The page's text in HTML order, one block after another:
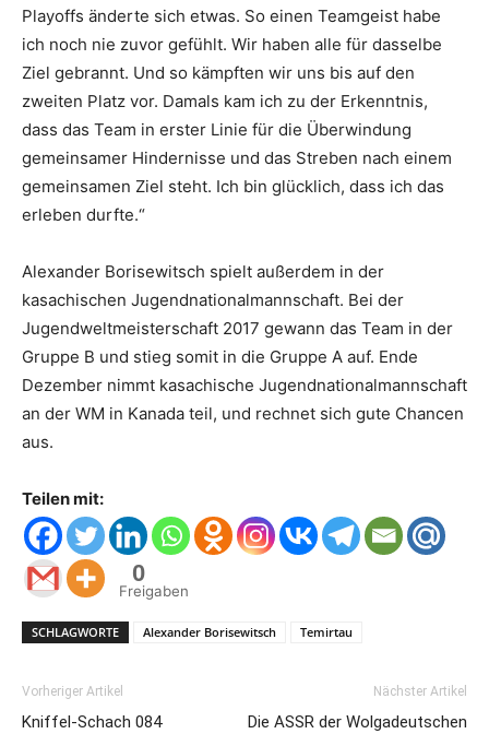
Playoffs änderte sich etwas. So einen Teamgeist habe
ich noch nie zuvor gefühlt. Wir haben alle für dasselbe
Ziel gebrannt. Und so kämpften wir uns bis auf den
zweiten Platz vor. Damals kam ich zu der Erkenntnis,
dass das Team in erster Linie für die Überwindung
gemeinsamer Hindernisse und das Streben nach einem
gemeinsamen Ziel steht. Ich bin glücklich, dass ich das
erleben durfte.“
Alexander Borisewitsch spielt außerdem in der
kasachischen Jugendnationalmannschaft. Bei der
Jugendweltmeisterschaft 2017 gewann das Team in der
Gruppe B und stieg somit in die Gruppe A auf. Ende
Dezember nimmt kasachische Jugendnationalmannschaft
an der WM in Kanada teil, und rechnet sich gute Chancen
aus.
Teilen mit:
0
Freigaben
SCHLAGWORTE Alexander Borisewitsch Temirtau
Vorheriger Artikel
Kniffel-Schach 084
Nächster Artikel
Die ASSR der Wolgadeutschen